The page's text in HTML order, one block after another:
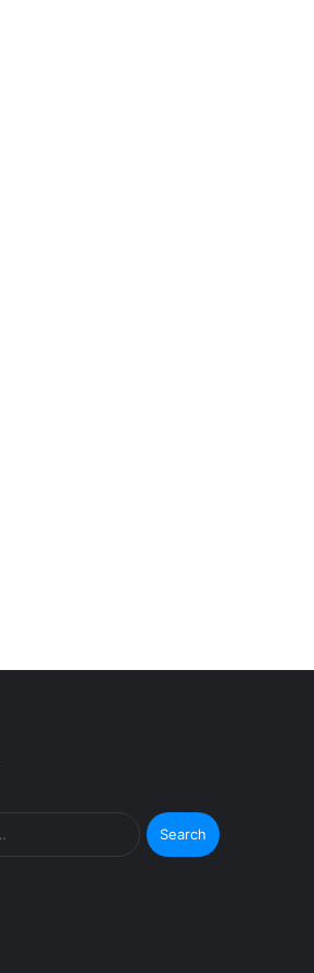
Search
for: